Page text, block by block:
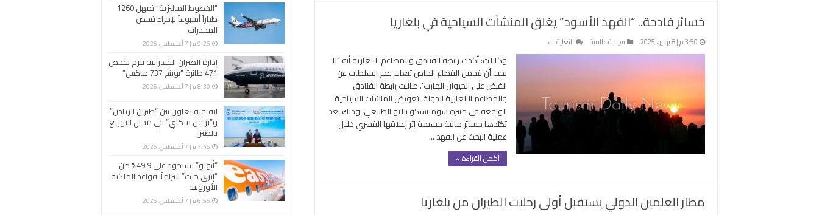
خسائر فادحة.. “الفهد الأسود” يغلق المنشآت السياحية في بلغاريا
3:50 م | 8 يوليو، 2025 سياحة عالمية التعليقات
خسائر
فادحة..
يغلق
المنشآت
السياحية
بلغاريا
وكالات: أكدت رابطة الفنادق والمطاعم البلغارية أنه “لا
يجب أن يتحمل القطاع الخاص تبعات عجز السلطات عن
القبض على الحيوان الهارب”. طالبت رابطة الفنادق
والمطاعم البلغارية الدولة بتعويض المنشآت السياحية
الواقعة في منتزه شومينسكو بلاتو الطبيعي، وذلك بعد
تكبّدها خسائر مالية جسيمة إثر إغلاقها القسري خلال
عملية البحث عن الفهد …
أكمل القراءة »
مطار العلمين الدولي يستقبل أولى رحلات الطيران من بلغاريا
“الخطوط الماليزية” تمهل 1260
طياراً أسبوعاً لإجراء فحص
المخدرات
9:25 م | 7 أغسطس، 2026
إدارة الطيران الفيدرالية تلزم بفحص
471 طائرة “بوينج 737 ماكس”
8:30 م | 7 أغسطس، 2026
اتفاقية تعاون بين “طيران الرياض”
و”ترافل سكاي” في مجال التوزيع
بالصين
7:45 م | 7 أغسطس، 2026
“أبولو” تستحوذ على 49.9% من
“إيزي جيت” التزاماً بقواعد الملكية
الأوروبية
6:55 م | 7 أغسطس، 2026